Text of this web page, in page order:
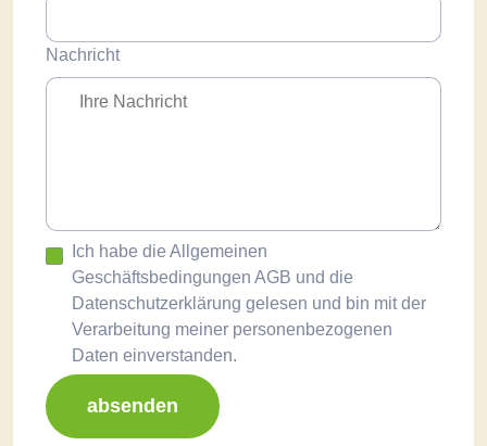
Nachricht
Ich habe die Allgemeinen
Geschäftsbedingungen AGB und die
Datenschutzerklärung gelesen und bin mit der
Verarbeitung meiner personenbezogenen
Daten einverstanden.
absenden